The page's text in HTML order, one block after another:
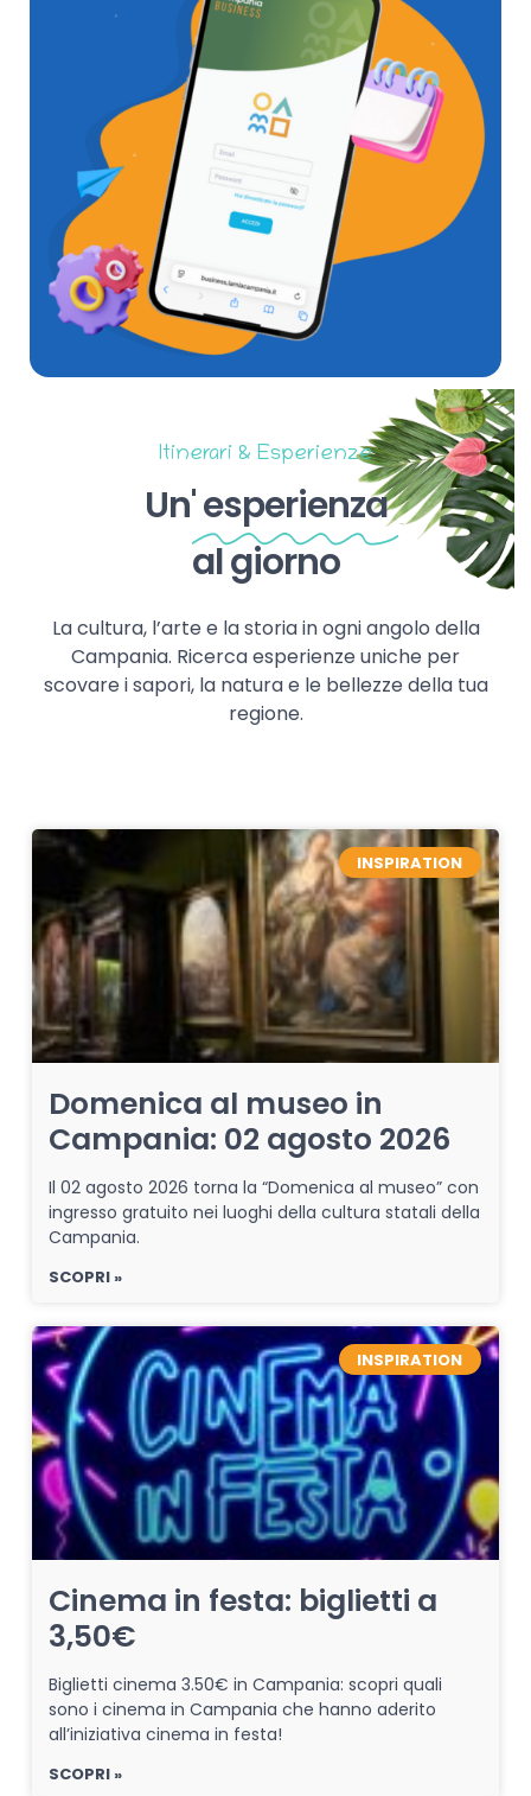
Itinerari & Esperienze
Un'esperienza
al giorno
La cultura, l’arte e la storia in ogni angolo della
Campania. Ricerca esperienze uniche per
scovare i sapori, la natura e le bellezze della tua
regione.
INSPIRATION
Domenica al museo in
Campania: 02 agosto 2026
Il 02 agosto 2026 torna la “Domenica al museo” con
ingresso gratuito nei luoghi della cultura statali della
Campania.
SCOPRI »
INSPIRATION
Cinema in festa: biglietti a
3,50€
Biglietti cinema 3.50€ in Campania: scopri quali
sono i cinema in Campania che hanno aderito
all’iniziativa cinema in festa!
SCOPRI »